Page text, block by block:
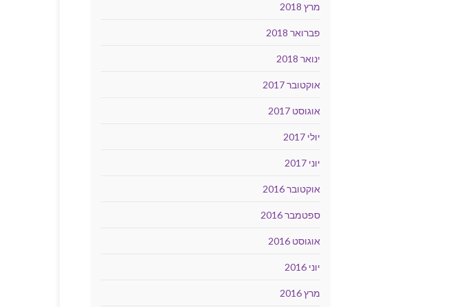
מרץ 2018
פברואר 2018
ינואר 2018
אוקטובר 2017
אוגוסט 2017
יולי 2017
יוני 2017
אוקטובר 2016
ספטמבר 2016
אוגוסט 2016
יוני 2016
מרץ 2016